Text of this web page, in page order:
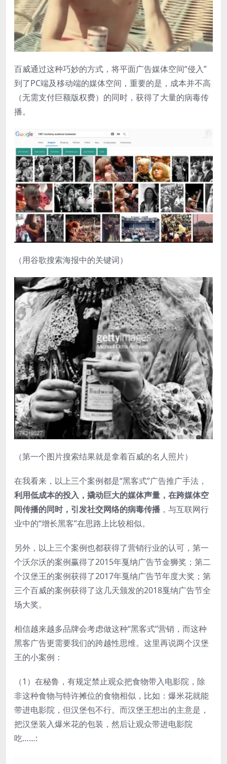
百威通过这种巧妙的方式，将平面广告媒体空间“侵入”
到了PC端及移动端的媒体空间，重要的是，成本并不高
（无需支付巨额版权费）的同时，获得了大量的病毒传
播。
（用谷歌搜索海报中的关键词）
（第一个图片搜索结果就是拿着百威的名人照片）
在我看来，以上三个案例都是“黑客式”广告推广手法，
利用低成本的投入，撬动巨大的媒体声量，在跨媒体空
间传播的同时，引发社交网络的病毒传播 ，与互联网行
业中的“增长黑客”在思路上比较相似。
另外，以上三个案例也都获得了营销行业的认可，第一
个沃尔沃的案例赢得了2015年戛纳广告节金狮奖；第二
个汉堡王的案例获得了2017年戛纳广告节年度大奖；第
三个百威的案例获得了这几天颁发的2018戛纳广告节全
场大奖。
相信越来越多品牌会考虑做这种“黑客式”营销，而这种
黑客广告更需要我们的跨越性思维。这里再说两个汉堡
王的小案例：
（1）在秘鲁，有规定禁止观众把食物带入电影院，除
非这种食物与特许摊位的食物相似，比如：爆米花就能
带进电影院，但汉堡包不行。而汉堡王想出的主意是，
把汉堡装入爆米花的包装，然后让观众带进电影院
吃……: